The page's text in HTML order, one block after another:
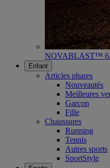
NOVABLAST™ 6
Enfant
Articles phares
Nouveautés
Meilleures
Garçon
Fille
Chaussures
Running
Tennis
Autres sports
SportStyle